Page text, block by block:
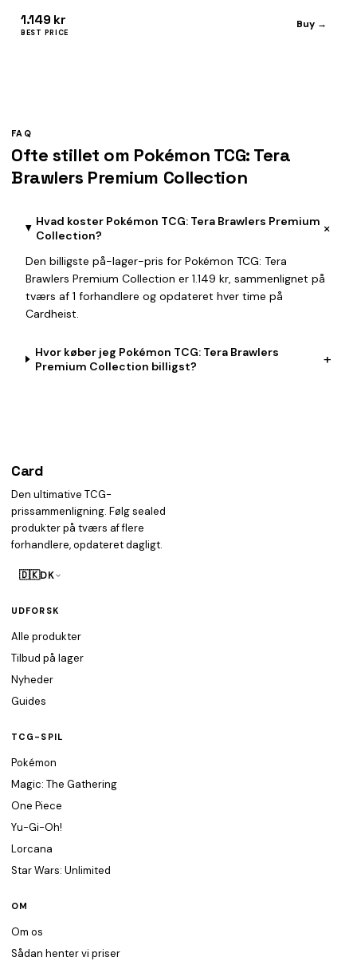
1.149 kr
BEST PRICE
Buy →
FAQ
Ofte stillet om Pokémon TCG: Tera
Brawlers Premium Collection
Hvad koster Pokémon TCG: Tera Brawlers Premium
Collection?
+
Den billigste på-lager-pris for Pokémon TCG: Tera
Brawlers Premium Collection er 1.149 kr, sammenlignet på
tværs af 1 forhandlere og opdateret hver time på
Cardheist.
Hvor køber jeg Pokémon TCG: Tera Brawlers
Premium Collection billigst?
+
Card
Den ultimative TCG-
prissammenligning. Følg sealed
produkter på tværs af flere
forhandlere, opdateret dagligt.
🇩🇰DK
UDFORSK
Alle produkter
Tilbud på lager
Nyheder
Guides
TCG-SPIL
Pokémon
Magic: The Gathering
One Piece
Yu-Gi-Oh!
Lorcana
Star Wars: Unlimited
OM
Om os
Sådan henter vi priser